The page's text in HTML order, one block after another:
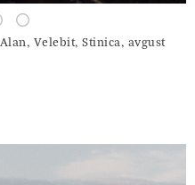
Alan, Velebit, Stinica, avgust